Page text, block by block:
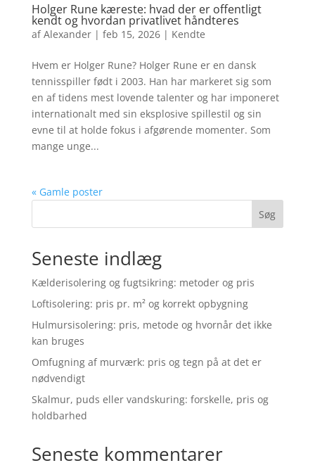
Holger Rune kæreste: hvad der er offentligt
kendt og hvordan privatlivet håndteres
afAlexander| feb 15, 2026| Kendte
Hvem er Holger Rune? Holger Rune er en dansk
tennisspiller født i 2003. Han har markeret sig som
en af tidens mest lovende talenter og har imponeret
internationalt med sin eksplosive spillestil og sin
evne til at holde fokus i afgørende momenter. Som
mange unge...
« Gamle poster
Søg
Seneste indlæg
Kælderisolering og fugtsikring: metoder og pris
Loftisolering: pris pr. m² og korrekt opbygning
Hulmursisolering: pris, metode og hvornår det ikke
kan bruges
Omfugning af murværk: pris og tegn på at det er
nødvendigt
Skalmur, puds eller vandskuring: forskelle, pris og
holdbarhed
Seneste kommentarer